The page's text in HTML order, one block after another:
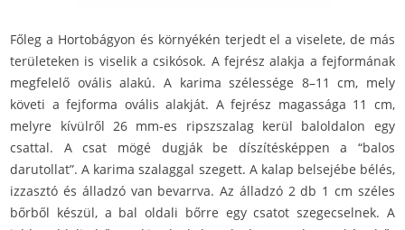
Főleg a Hortobágyon és környékén terjedt el a viselete, de más
területeken is viselik a csikósok. A fejrész alakja a fejformának
megfelelő ovális alakú. A karima szélessége 8–11 cm, mely
követi a fejforma ovális alakját. A fejrész magassága 11 cm,
melyre kívülről 26 mm-es ripszszalag kerül baloldalon egy
csattal. A csat mögé dugják be díszítésképpen a “balos
darutollat”. A karima szalaggal szegett. A kalap belsejébe bélés,
izzasztó és álladzó van bevarrva. Az álladzó 2 db 1 cm széles
bőrből készül, a bal oldali bőrre egy csatot szegecselnek. A